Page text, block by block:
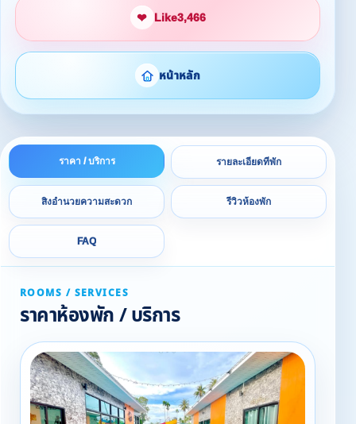
❤ Like3,466
หน้าหลัก
ราคา / บริการ รายละเอียดที่พัก
สิ่งอำนวยความสะดวก รีวิวห้องพัก
FAQ
ROOMS / SERVICES
ราคาห้องพัก / บริการ